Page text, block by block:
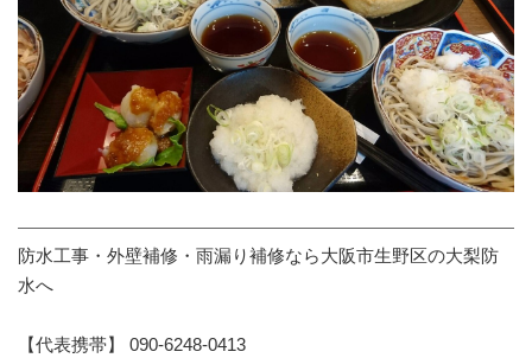
防水工事・外壁補修・雨漏り補修なら大阪市生野区の大梨防
水へ
【代表携帯】 090-6248-0413